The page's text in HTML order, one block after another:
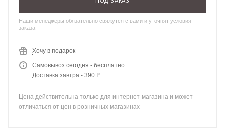
Наши менеджеры обязательно свяжутся с вами и уточнят условия
заказа
Хочу в подарок
Самовывоз сегодня - бесплатно
Доставка завтра - 390 ₽
Цена действительна только для интернет-магазина и может
отличаться от цен в розничных магазинах